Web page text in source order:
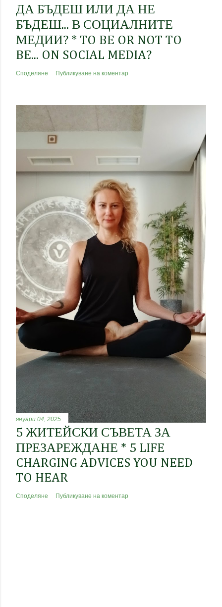
ДА БЪДЕШ ИЛИ ДА НЕ
БЪДЕШ... В СОЦИАЛНИТЕ
МЕДИИ? * TO BE OR NOT TO
BE... ON SOCIAL MEDIA?
Споделяне Публикуване на коментар
януари 04, 2025
5 ЖИТЕЙСКИ СЪВЕТА ЗА
ПРЕЗАРЕЖДАНЕ * 5 LIFE
CHARGING ADVICES YOU NEED
TO HEAR
Споделяне Публикуване на коментар